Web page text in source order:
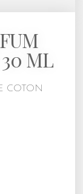
ML
COTON